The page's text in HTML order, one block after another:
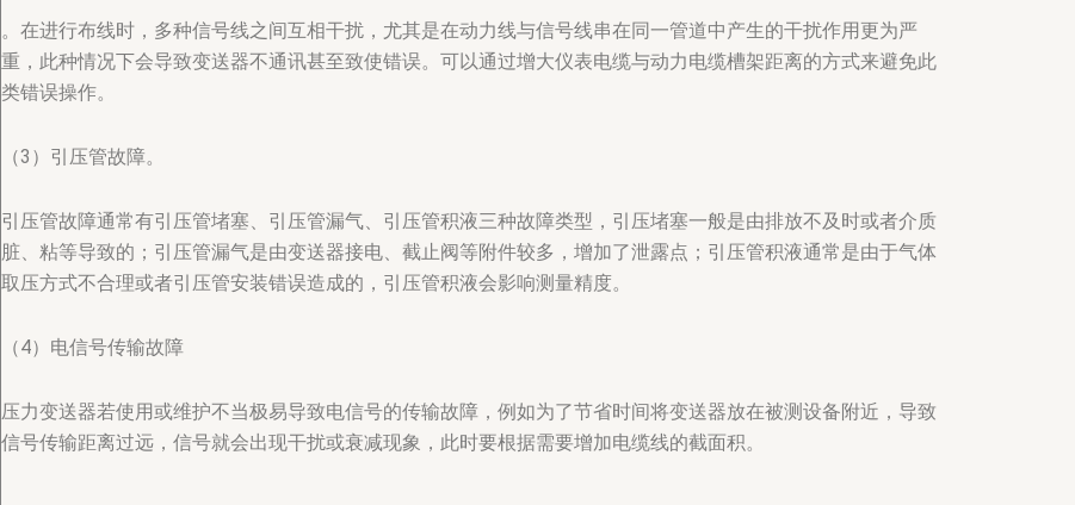
。在进行布线时，多种信号线之间互相干扰，尤其是在动力线与信号线串在同一管道中产生的干扰作用更为严
重，此种情况下会导致变送器不通讯甚至致使错误。可以通过增大仪表电缆与动力电缆槽架距离的方式来避免此
类错误操作。
（3）引压管故障。
引压管故障通常有引压管堵塞、引压管漏气、引压管积液三种故障类型，引压堵塞一般是由排放不及时或者介质
脏、粘等导致的；引压管漏气是由变送器接电、截止阀等附件较多，增加了泄露点；引压管积液通常是由于气体
取压方式不合理或者引压管安装错误造成的，引压管积液会影响测量精度。
（4）电信号传输故障
压力变送器若使用或维护不当极易导致电信号的传输故障，例如为了节省时间将变送器放在被测设备附近，导致
信号传输距离过远，信号就会出现干扰或衰减现象，此时要根据需要增加电缆线的截面积。